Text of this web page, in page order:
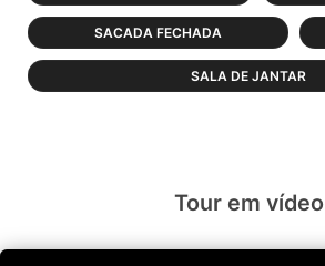
SACADA FECHADA
SALA DE JANTAR
Tour em vídeo